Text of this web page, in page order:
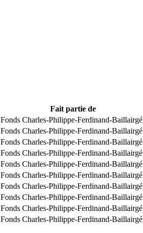
Fait partie de
Fonds Charles-Philippe-Ferdinand-Baillairgé
Fonds Charles-Philippe-Ferdinand-Baillairgé
Fonds Charles-Philippe-Ferdinand-Baillairgé
Fonds Charles-Philippe-Ferdinand-Baillairgé
Fonds Charles-Philippe-Ferdinand-Baillairgé
Fonds Charles-Philippe-Ferdinand-Baillairgé
Fonds Charles-Philippe-Ferdinand-Baillairgé
Fonds Charles-Philippe-Ferdinand-Baillairgé
Fonds Charles-Philippe-Ferdinand-Baillairgé
Fonds Charles-Philippe-Ferdinand-Baillairgé